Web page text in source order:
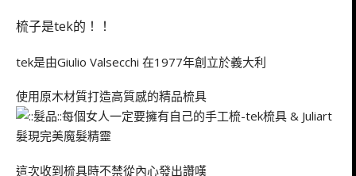
梳子是tek的！！
tek是由Giulio Valsecchi 在1977年創立於義大利
使用原木材質打造高質感的精品梳具
這次收到梳具時不禁從內心發出讚嘆